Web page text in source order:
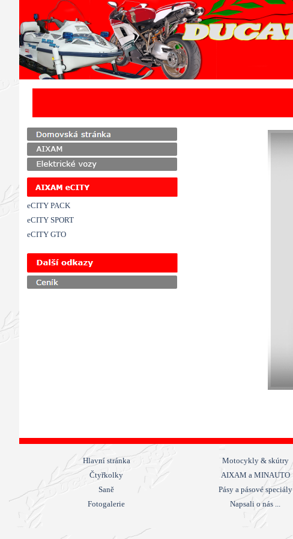
eCITY PACK
eCITY SPORT
eCITY GTO
Hlavní stránka Motocykly & skútry
Čtyřkolky
AIXAM a MINAUTO
Saně
Pásy a pásové speciály
Fotogalerie
Napsali o nás ...